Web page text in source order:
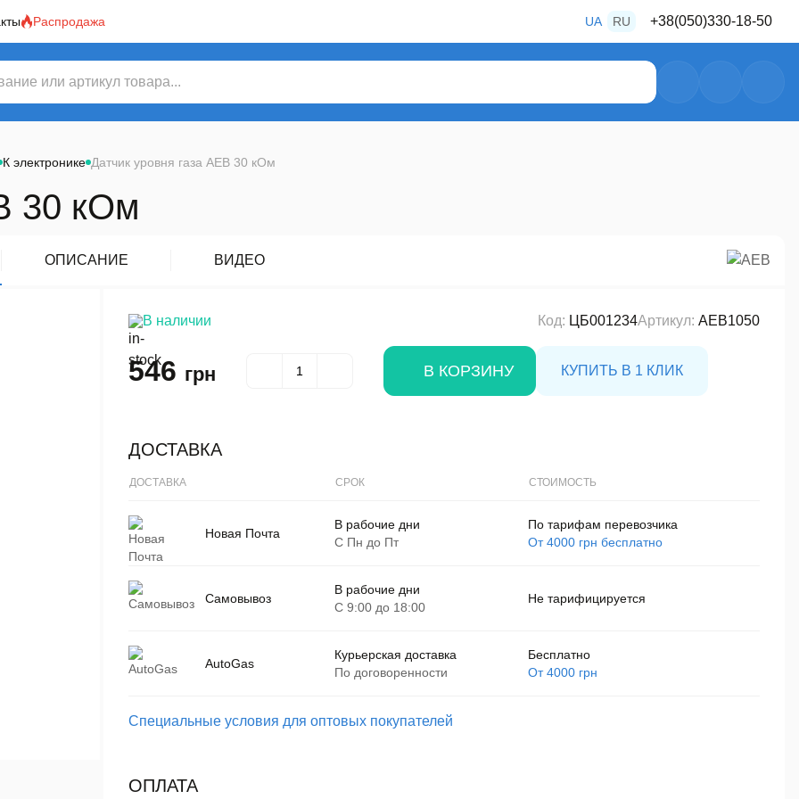
Распродажа UA RU +38(050)330-18-50
+38(050)487-80-28
К электронике Датчик уровня газа AEB 30 кОм
30 кОм
ОПИСАНИЕ ВИДЕО
В наличии Код: ЦБ001234Артикул: AEB1050
546 грн В КОРЗИНУ КУПИТЬ В 1 КЛИК
ДОСТАВКА
ДОСТАВКА СРОК CТОИМОСТЬ
Новая Почта
В рабочие дни
С Пн до Пт
По тарифам перевозчика
От 4000 грн бесплатно
Самовывоз
В рабочие дни
С 9:00 до 18:00
Не тарифицируется
AutoGas
Курьерская доставка
По договоренности
Бесплатно
От 4000 грн
Специальные условия для оптовых покупателей
ОПЛАТА